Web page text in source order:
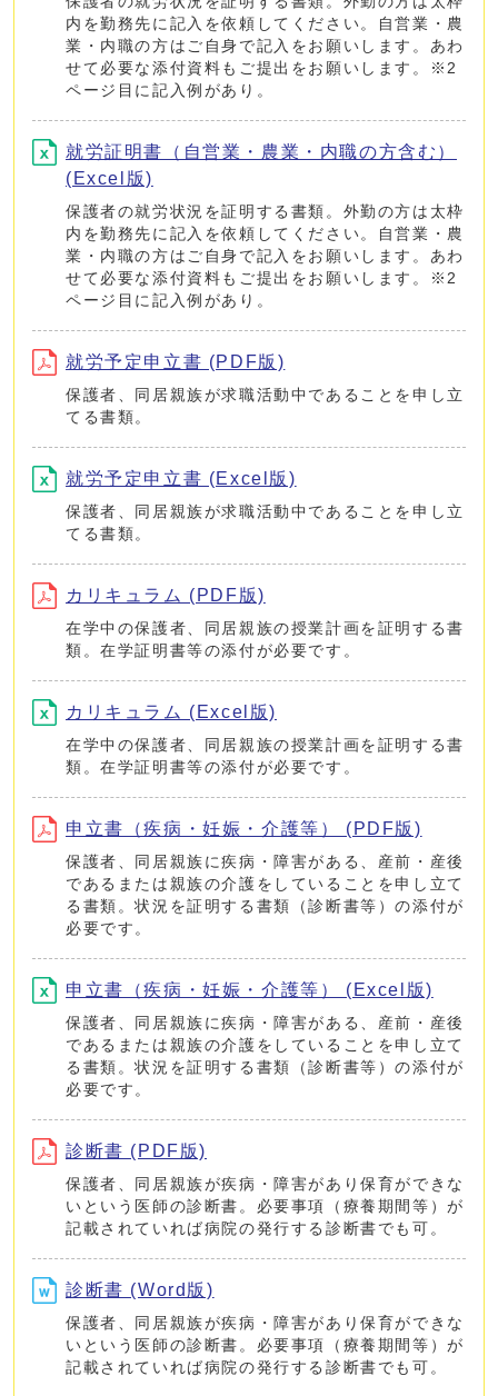
内を勤務先に記入を依頼してください。自営業・農
業・内職の方はご自身で記入をお願いします。あわ
せて必要な添付資料もご提出をお願いします。※2
ページ目に記入例があり。
就労証明書（自営業・農業・内職の方含む）
(Excel版)
保護者の就労状況を証明する書類。外勤の方は太枠
内を勤務先に記入を依頼してください。自営業・農
業・内職の方はご自身で記入をお願いします。あわ
せて必要な添付資料もご提出をお願いします。※2
ページ目に記入例があり。
就労予定申立書 (PDF版)
保護者、同居親族が求職活動中であることを申し立
てる書類。
就労予定申立書 (Excel版)
保護者、同居親族が求職活動中であることを申し立
てる書類。
カリキュラム (PDF版)
在学中の保護者、同居親族の授業計画を証明する書
類。在学証明書等の添付が必要です。
カリキュラム (Excel版)
在学中の保護者、同居親族の授業計画を証明する書
類。在学証明書等の添付が必要です。
申立書（疾病・妊娠・介護等） (PDF版)
保護者、同居親族に疾病・障害がある、産前・産後
であるまたは親族の介護をしていることを申し立て
る書類。状況を証明する書類（診断書等）の添付が
必要です。
申立書（疾病・妊娠・介護等） (Excel版)
保護者、同居親族に疾病・障害がある、産前・産後
であるまたは親族の介護をしていることを申し立て
る書類。状況を証明する書類（診断書等）の添付が
必要です。
診断書 (PDF版)
保護者、同居親族が疾病・障害があり保育ができな
いという医師の診断書。必要事項（療養期間等）が
記載されていれば病院の発行する診断書でも可。
診断書 (Word版)
保護者、同居親族が疾病・障害があり保育ができな
いという医師の診断書。必要事項（療養期間等）が
記載されていれば病院の発行する診断書でも可。